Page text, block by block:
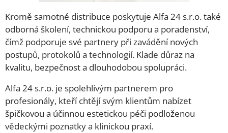
Kromě samotné distribuce poskytuje Alfa 24 s.r.o. také
odborná školení, technickou podporu a poradenství,
čímž podporuje své partnery při zavádění nových
postupů, protokolů a technologií. Klade důraz na
kvalitu, bezpečnost a dlouhodobou spolupráci.
Alfa 24 s.r.o. je spolehlivým partnerem pro
profesionály, kteří chtějí svým klientům nabízet
špičkovou a účinnou estetickou péči podloženou
vědeckými poznatky a klinickou praxí.